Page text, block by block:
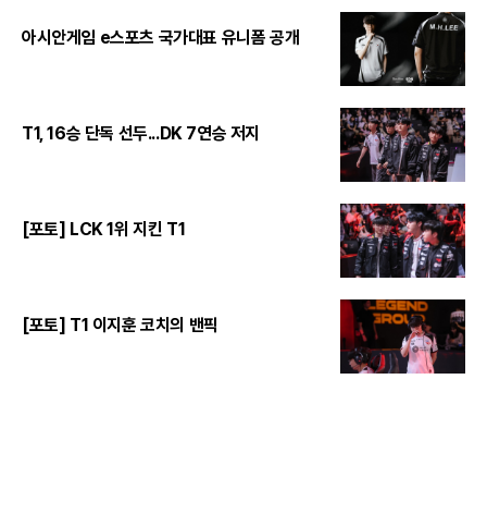
아시안게임 e스포츠 국가대표 유니폼 공개
T1, 16승 단독 선두...DK 7연승 저지
[포토] LCK 1위 지킨 T1
[포토] T1 이지훈 코치의 밴픽